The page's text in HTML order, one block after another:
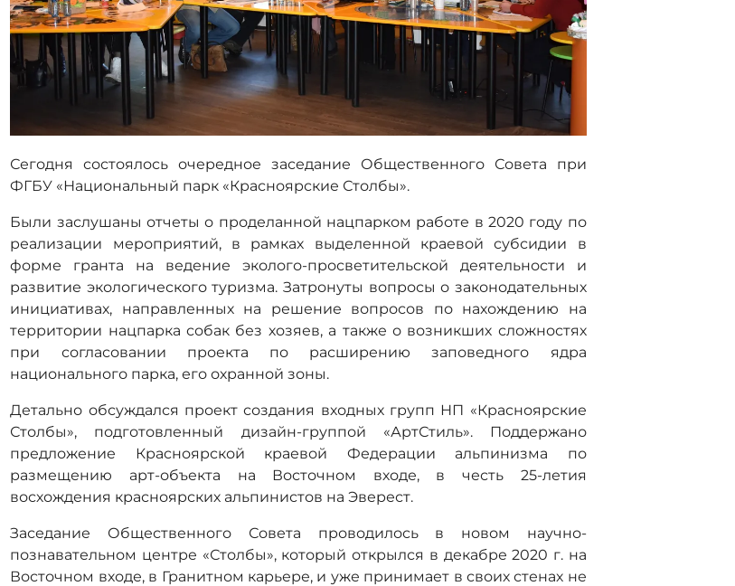
Сегодня состоялось очередное заседание Общественного Совета при
ФГБУ «Национальный парк «Красноярские Столбы».
Были заслушаны отчеты о проделанной нацпарком работе в 2020 году по
реализации мероприятий, в рамках выделенной краевой субсидии в
форме гранта на ведение эколого-просветительской деятельности и
развитие экологического туризма. Затронуты вопросы о законодательных
инициативах, направленных на решение вопросов по нахождению на
территории нацпарка собак без хозяев, а также о возникших сложностях
при согласовании проекта по расширению заповедного ядра
национального парка, его охранной зоны.
Детально обсуждался проект создания входных групп НП «Красноярские
Столбы», подготовленный дизайн-группой «АртСтиль». Поддержано
предложение Красноярской краевой Федерации альпинизма по
размещению арт-объекта на Восточном входе, в честь 25-летия
восхождения красноярских альпинистов на Эверест.
Заседание Общественного Совета проводилось в новом научно-
познавательном центре «Столбы», который открылся в декабре 2020 г. на
Восточном входе, в Гранитном карьере, и уже принимает в своих стенах не